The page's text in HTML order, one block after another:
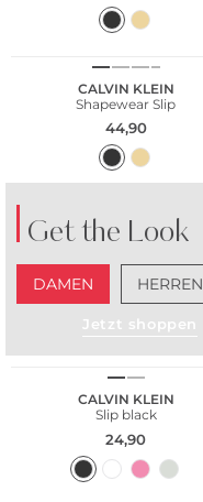
CALVIN KLEIN
Shapewear Slip
44,90
Get the Look
DAMEN HERREN
Jetzt shoppen
CALVIN KLEIN
Slip black
24,90